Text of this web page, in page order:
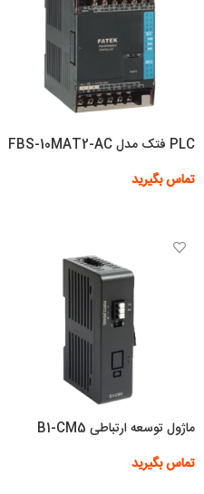
PLC فتک مدل FBS-10MAT2-AC
تماس بگیرید
ماژول توسعه ارتباطی B1-CM5
تماس بگیرید